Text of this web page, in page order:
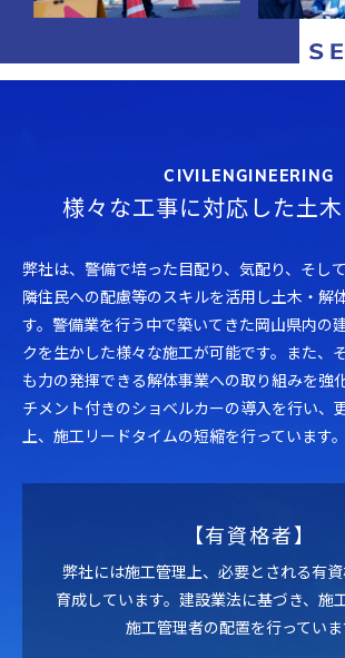
CIVILENGINEERING
様々な工事に対応した土
弊社は、警備で培った目配り、気配り、そし
隣住民への配慮等のスキルを活用し土木・解
す。警備業を行う中で築いてきた岡山県内の
クを生かした様々な施工が可能です。また、
も力の発揮できる解体事業への取り組みを強
チメント付きのショベルカーの導入を行い、
上、施工リードタイムの短縮を行っています。
【有資格者】
弊社には施工管理上、必要とされる有資
育成しています。建設業法に基づき、施
施工管理者の配置を行っていま